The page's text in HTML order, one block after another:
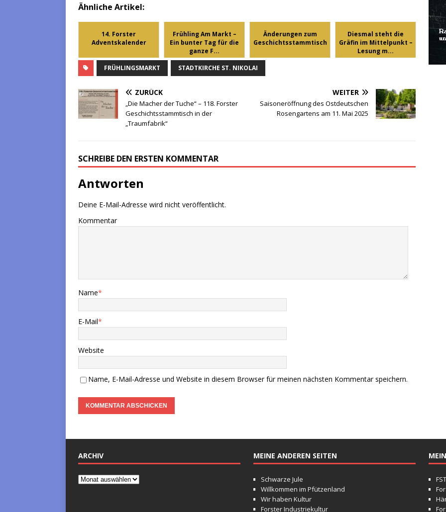
Ähnliche Artikel:
14. Forster
Adventskalender
Frühling Am Markt –
Ein bunter Tag für die
ganze F...
Änderungen zum
Geschichtsstammtisch
Diesmal steht die
Gräfin im Mittelpunkt –
Lesung m...
FRÜHLINGSMARKT
STADTKIRCHE ST. NIKOLAI
ZURÜCK
„Die Macher der Tuche“ – 118. Forster
Geschichtsstammtisch in der
„Traumfabrik“
WEITER
Saisoneröffnung des Ostdeutschen
Rosengartens am 11. Mai 2025
SCHREIBE DEN ERSTEN KOMMENTAR
Antworten
Deine E-Mail-Adresse wird nicht veröffentlicht.
Kommentar
Name*
E-Mail*
Website
Name, E-Mail-Adresse und Website in diesem Browser für meinen nächsten Kommentar speichern.
ARCHIV MEINE ANDEREN SEITEN
Schwarze Jule
Willkommen im Pfützenland
Wir haben Kultur
Forster Industriekultur